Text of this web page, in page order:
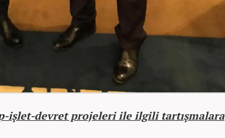
işlet-devret projeleri ile ilgili tartışmalara